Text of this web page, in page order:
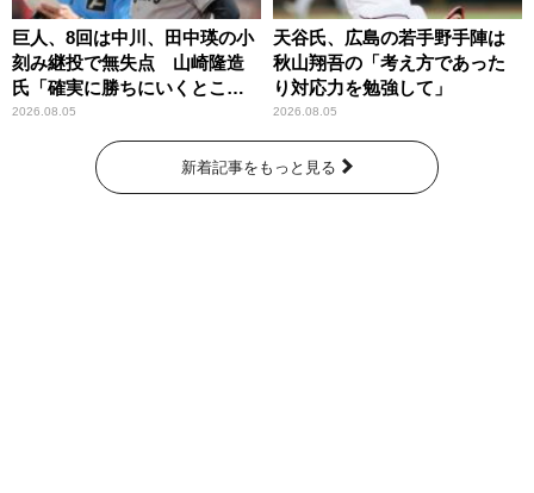
巨人、8回は中川、田中瑛の小
刻み継投で無失点 山崎隆造
氏「確実に勝ちにいくとこ
ろ」
2026.08.05
天谷氏、広島の若手野手陣は
秋山翔吾の「考え方であった
り対応力を勉強して」
2026.08.05
新着記事をもっと見る